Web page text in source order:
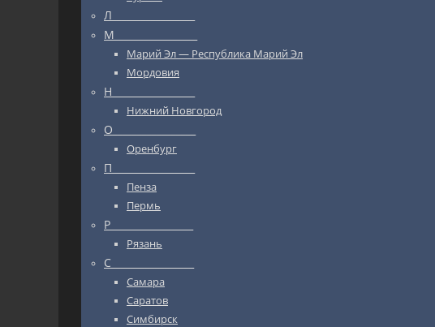
Л_________________
М_________________
Марий Эл — Республика Марий Эл
Мордовия
Н_________________
Нижний Новгород
О_________________
Оренбург
П_________________
Пенза
Пермь
Р_________________
Рязань
С_________________
Самара
Саратов
Симбирск